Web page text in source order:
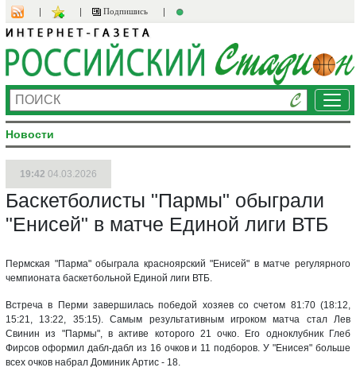
Подпишись
Новости
19:42 04.03.2026
Баскетболисты "Пармы" обыграли
"Енисей" в матче Единой лиги ВТБ
Пермская "Парма" обыграла красноярский "Енисей" в матче регулярного
чемпионата баскетбольной Единой лиги ВТБ.
Встреча в Перми завершилась победой хозяев со счетом 81:70 (18:12,
15:21, 13:22, 35:15). Самым результативным игроком матча стал Лев
Свинин из "Пармы", в активе которого 21 очко. Его одноклубник Глеб
Фирсов оформил дабл-дабл из 16 очков и 11 подборов. У "Енисея" больше
всех очков набрал Доминик Артис - 18.